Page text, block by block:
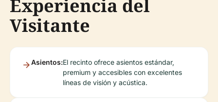
Experiencia del
Visitante
Asientos:El recinto ofrece asientos estándar,
premium y accesibles con excelentes
líneas de visión y acústica.